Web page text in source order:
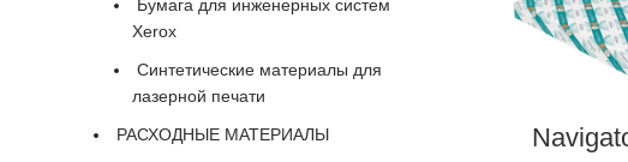
Бумага для инженерных систем
Xerox
Синтетические материалы для
лазерной печати
РАСХОДНЫЕ МАТЕРИАЛЫ